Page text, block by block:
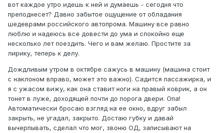
вот каждое утро идешь к ней и думаешь - сегодня что
преподнесет? Давно забытое ощущение от обладания
шедеврами российского автопрома. Машину все равно
люблю и надеюсь все довести до ума и спокойно еще
несколько лет поездить. Чего и вам желаю. Простите за
лирику, теперь к делу.
Дождливым утром в октябре сажусь в машину (машина стоит
с наклоном вправо, может это важно). Садится пассажирка, и
я с ужасом вижу, как она ставит ноги на правый коврик, а он
тонет в луже, доходящей почти до порога двери. Опа!
Автоматически бросаю взгляд на ее окно, вдруг забыл
закрыть, не угадал, закрыто. Достаю губку и давай
вычерпывать, сделал что мог, звоню ОД, записывают на